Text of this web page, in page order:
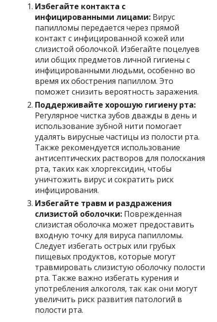
Избегайте контакта с
инфицированными лицами: Вирус
папилломы передается через прямой
контакт с инфицированной кожей или
слизистой оболочкой. Избегайте поцелуев
или общих предметов личной гигиены с
инфицированными людьми, особенно во
время их обострения папиллом. Это
поможет снизить вероятность заражения.
Поддерживайте хорошую гигиену рта:
Регулярное чистка зубов дважды в день и
использование зубной нити помогает
удалять вирусные частицы из полости рта.
Также рекомендуется использование
антисептических растворов для полоскания
рта, таких как хлоргексидин, чтобы
уничтожить вирус и сократить риск
инфицирования.
Избегайте травм и раздражения
слизистой оболочки: Поврежденная
слизистая оболочка может предоставить
входную точку для вируса папилломы.
Следует избегать острых или грубых
пищевых продуктов, которые могут
травмировать слизистую оболочку полости
рта. Также важно избегать курения и
употребления алкоголя, так как они могут
увеличить риск развития патологий в
полости рта.